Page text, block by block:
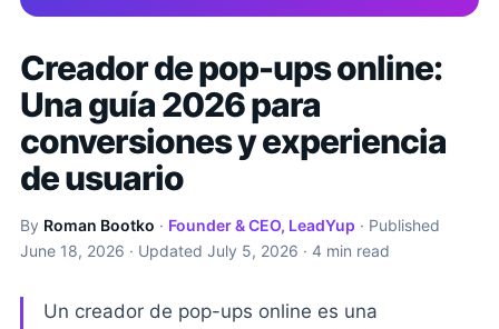
Creador de pop-ups online:
Una guía 2026 para
conversiones y experiencia
de usuario
By Roman Bootko · Founder & CEO, LeadYup · Published
June 18, 2026 · Updated July 5, 2026 · 4 min read
Un creador de pop-ups online es una